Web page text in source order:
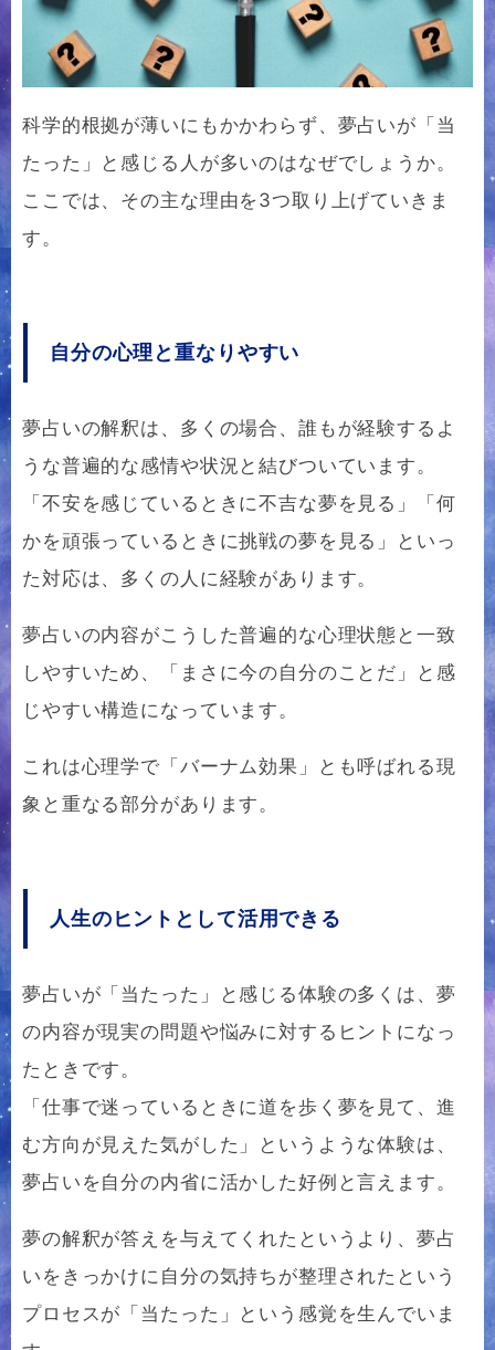
科学的根拠が薄いにもかかわらず、夢占いが「当
たった」と感じる人が多いのはなぜでしょうか。
ここでは、その主な理由を3つ取り上げていきま
す。
自分の心理と重なりやすい
夢占いの解釈は、多くの場合、誰もが経験するよ
うな普遍的な感情や状況と結びついています。
「不安を感じているときに不吉な夢を見る」「何
かを頑張っているときに挑戦の夢を見る」といっ
た対応は、多くの人に経験があります。
夢占いの内容がこうした普遍的な心理状態と一致
しやすいため、「まさに今の自分のことだ」と感
じやすい構造になっています。
これは心理学で「バーナム効果」とも呼ばれる現
象と重なる部分があります。
人生のヒントとして活用できる
夢占いが「当たった」と感じる体験の多くは、夢
の内容が現実の問題や悩みに対するヒントになっ
たときです。
「仕事で迷っているときに道を歩く夢を見て、進
む方向が見えた気がした」というような体験は、
夢占いを自分の内省に活かした好例と言えます。
夢の解釈が答えを与えてくれたというより、夢占
いをきっかけに自分の気持ちが整理されたという
プロセスが「当たった」という感覚を生んでいま